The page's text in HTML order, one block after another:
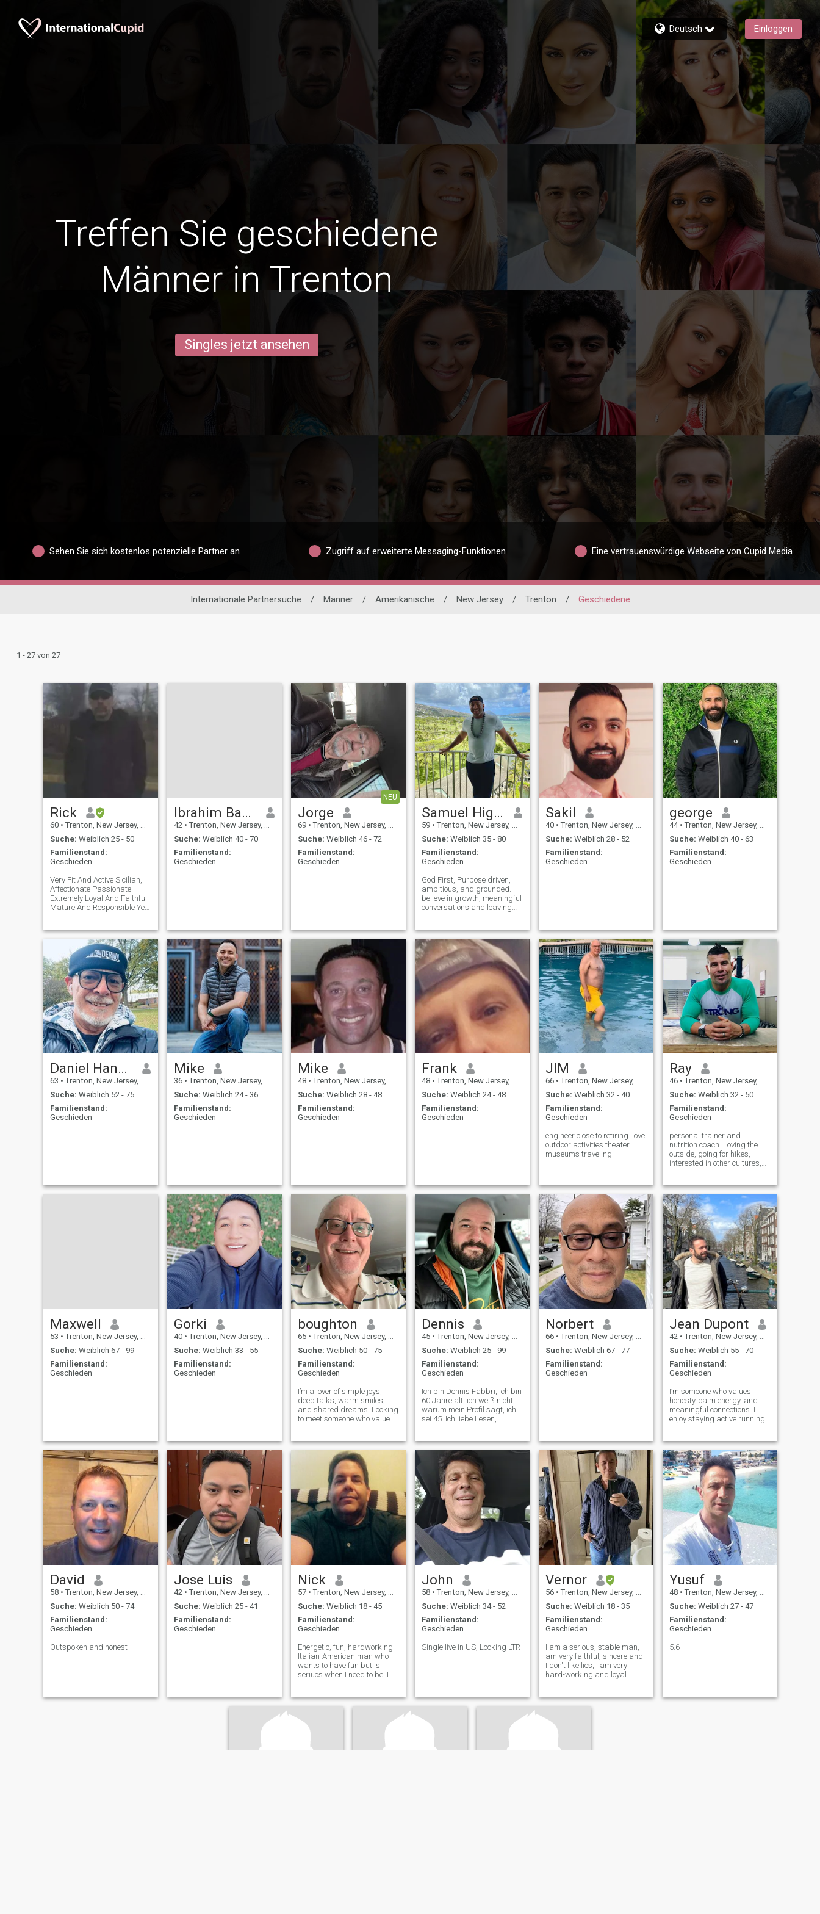
Deutsch Einloggen
Treffen Sie geschiedene
Männer in Trenton
Singles jetzt ansehen
Sehen Sie sich kostenlos potenzielle Partner an Zugriff auf erweiterte Messaging-Funktionen Eine vertrauenswürdige Webseite von Cupid Media
Internationale Partnersuche / Männer / Amerikanische / New Jersey / Trenton / Geschiedene
1 - 27 von 27
Rick
60 • Trenton, New Jersey, USA
Suche: Weiblich 25 - 50
Familienstand:
Geschieden
Very Fit And Active Sicilian,
Affectionate Passionate
Extremely Loyal And Faithful
Mature And Responsible Yet
My Motorcycle, Beaches
Outdoors, Cooking I Am Here
Looking For A Wife, Partner,
So
Ibrahim Bander
42 • Trenton, New Jersey, USA
Suche: Weiblich 40 - 70
Familienstand:
Geschieden
NEU
Jorge
69 • Trenton, New Jersey, USA
Suche: Weiblich 46 - 72
Familienstand:
Geschieden
Samuel Hightower
59 • Trenton, New Jersey, USA
Suche: Weiblich 35 - 80
Familienstand:
Geschieden
God First, Purpose driven,
ambitious, and grounded. I
believe in growth, meaningful
conversations and leaving
genuine to build something
real with.
Sakil
40 • Trenton, New Jersey, USA
Suche: Weiblich 28 - 52
Familienstand:
Geschieden
george
44 • Trenton, New Jersey, USA
Suche: Weiblich 40 - 63
Familienstand:
Geschieden
Daniel Hancock
63 • Trenton, New Jersey, USA
Suche: Weiblich 52 - 75
Familienstand:
Geschieden
Mike
36 • Trenton, New Jersey, USA
Suche: Weiblich 24 - 36
Familienstand:
Geschieden
Mike
48 • Trenton, New Jersey, USA
Suche: Weiblich 28 - 48
Familienstand:
Geschieden
Frank
48 • Trenton, New Jersey, USA
Suche: Weiblich 24 - 48
Familienstand:
Geschieden
JIM
66 • Trenton, New Jersey, USA
Suche: Weiblich 32 - 40
Familienstand:
Geschieden
engineer close to retiring. love
outdoor activities theater
museums traveling
Ray
46 • Trenton, New Jersey, USA
Suche: Weiblich 32 - 50
Familienstand:
Geschieden
personal trainer and
nutrition coach. Loving the
outside, going for hikes,
interested in other cultures,
Maxwell
53 • Trenton, New Jersey, USA
Suche: Weiblich 67 - 99
Familienstand:
Geschieden
Gorki
40 • Trenton, New Jersey, USA
Suche: Weiblich 33 - 55
Familienstand:
Geschieden
boughton
65 • Trenton, New Jersey, USA
Suche: Weiblich 50 - 75
Familienstand:
Geschieden
I’m a lover of simple joys,
deep talks, warm smiles,
and shared dreams. Looking
to meet someone who values
meaningful together.
Dennis
45 • Trenton, New Jersey, USA
Suche: Weiblich 25 - 99
Familienstand:
Geschieden
Ich bin Dennis Fabbri, ich bin
60 Jahre alt, ich weiß nicht,
warum mein Profil sagt, ich
sei 45. Ich liebe Lesen,
Familie zu verbringen.
Norbert
66 • Trenton, New Jersey, USA
Suche: Weiblich 67 - 77
Familienstand:
Geschieden
Jean Dupont
42 • Trenton, New Jersey, USA
Suche: Weiblich 55 - 70
Familienstand:
Geschieden
I’m someone who values
honesty, calm energy, and
meaningful connections. I
enjoy staying active running
conversations over small
talk. I’m not into drama or
games, just looking to meet
someone
David
58 • Trenton, New Jersey, USA
Suche: Weiblich 50 - 74
Familienstand:
Geschieden
Outspoken and honest
Jose Luis
42 • Trenton, New Jersey, USA
Suche: Weiblich 25 - 41
Familienstand:
Geschieden
Nick
57 • Trenton, New Jersey, USA
Suche: Weiblich 18 - 45
Familienstand:
Geschieden
Energetic, fun, hardworking
Italian-American man who
wants to have fun but is
seriuos when I need to be. I
show affection. Modern day
fashioned values.
John
58 • Trenton, New Jersey, USA
Suche: Weiblich 34 - 52
Familienstand:
Geschieden
Single live in US, Looking LTR
Vernor
56 • Trenton, New Jersey, USA
Suche: Weiblich 18 - 35
Familienstand:
Geschieden
I am a serious, stable man, I
am very faithful, sincere and
I don't like lies, I am very
hard-working and loyal.
Yusuf
48 • Trenton, New Jersey, USA
Suche: Weiblich 27 - 47
Familienstand:
Geschieden
5.6